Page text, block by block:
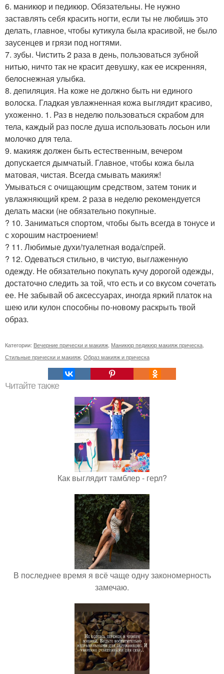
6. маникюр и педикюр. Обязательны. Не нужно
заставлять себя красить ногти, если ты не любишь это
делать, главное, чтобы кутикула была красивой, не было
заусенцев и грязи под ногтями.
7. зубы. Чистить 2 раза в день, пользоваться зубной
нитью, ничто так не красит девушку, как ее искренняя,
белоснежная улыбка.
8. депиляция. На коже не должно быть ни единого
волоска. Гладкая увлажненная кожа выглядит красиво,
ухоженно. 1. Раз в неделю пользоваться скрабом для
тела, каждый раз после душа использовать лосьон или
молочко для тела.
9. макияж должен быть естественным, вечером
допускается дымчатый. Главное, чтобы кожа была
матовая, чистая. Всегда смывать макияж!
Умываться с очищающим средством, затем тоник и
увлажняющий крем. 2 раза в неделю рекомендуется
делать маски (не обязательно покупные.
? 10. Заниматься спортом, чтобы быть всегда в тонусе и
с хорошим настроением!
? 11. Любимые духи/туалетная вода/спрей.
? 12. Одеваться стильно, в чистую, выглаженную
одежду. Не обязательно покупать кучу дорогой одежды,
достаточно следить за той, что есть и со вкусом сочетать
ее. Не забывай об аксессуарах, иногда яркий платок на
шею или кулон способны по-новому раскрыть твой
образ.
Категории: Вечерние прически и макияж Маникюр педикюр макияж прическа
Стильные прически и макияж Образ макияж и прическа
Читайте также
Как выглядит тамблер - герл?
В последнее время я всё чаще одну закономерность
замечаю.